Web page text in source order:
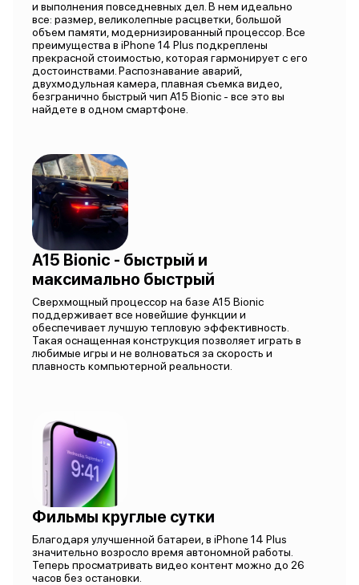
и выполнения повседневных дел. В нем идеально
все: размер, великолепные расцветки, большой
объем памяти, модернизированный процессор. Все
преимущества в iPhone 14 Plus подкреплены
прекрасной стоимостью, которая гармонирует с его
достоинствами. Распознавание аварий,
двухмодульная камера, плавная съемка видео,
безгранично быстрый чип A15 Bionic - все это вы
найдете в одном смартфоне.
A15 Bionic - быстрый и
максимально быстрый
Сверхмощный процессор на базе A15 Bionic
поддерживает все новейшие функции и
обеспечивает лучшую тепловую эффективность.
Такая оснащенная конструкция позволяет играть в
любимые игры и не волноваться за скорость и
плавность компьютерной реальности.
Фильмы круглые сутки
Благодаря улучшенной батареи, в iPhone 14 Plus
значительно возросло время автономной работы.
Теперь просматривать видео контент можно до 26
часов без остановки.